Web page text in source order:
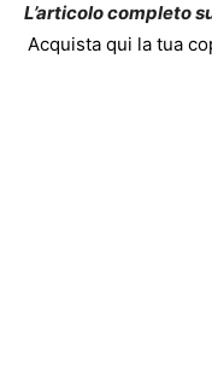
L’articolo completo
Acquista qui la tua